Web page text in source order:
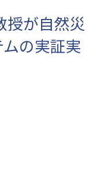
授が自然災
の実証実